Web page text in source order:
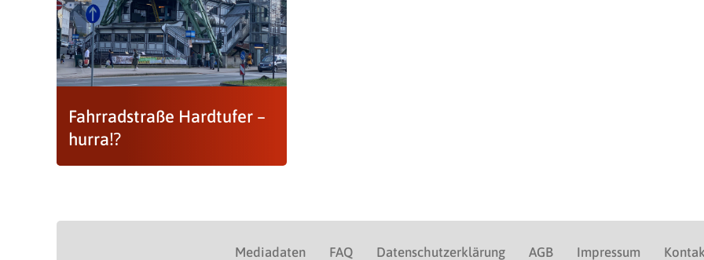
Fahrradstraße Hardtufer –
hurra⁉
Mediadaten FAQ Datenschutzerklärung AGB Impressum